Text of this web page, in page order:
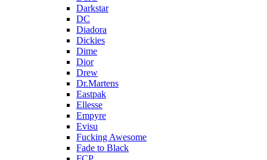
Darkstar
DC
Diadora
Dickies
Dime
Dior
Drew
Dr.Martens
Eastpak
Ellesse
Empyre
Evisu
Fucking Awesome
Fade to Black